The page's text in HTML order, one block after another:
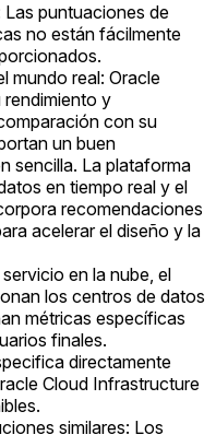
puntuaciones de
no están fácilmente
mundo real: Oracle
y
con su
un buen
sencilla. La plataforma
en tiempo real y el
recomendaciones
acelerar el diseño y la
en la nube, el
los centros de datos
métricas específicas
finales.
directamente
Cloud Infrastructure
similares: Los